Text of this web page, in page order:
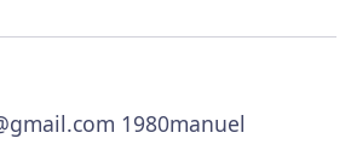
1980manuel